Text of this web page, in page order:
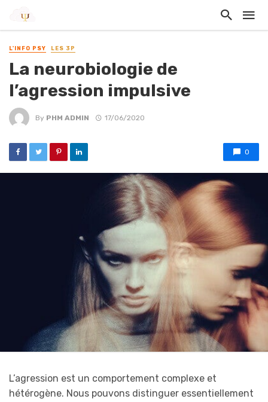
L'INFO PSY LES 3P
La neurobiologie de
l’agression impulsive
By PHM ADMIN 17/06/2020
0
L’agression est un comportement complexe et
hétérogène. Nous pouvons distinguer essentiellement